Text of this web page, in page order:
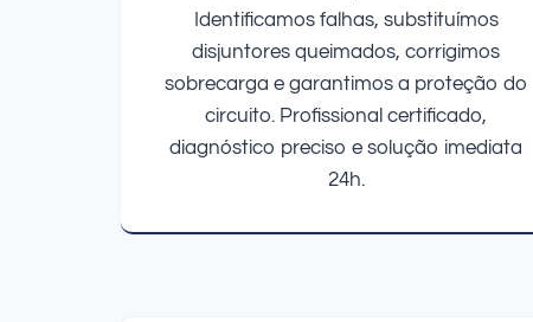
Identificamos falhas, substituímos
disjuntores queimados, corrigimos
sobrecarga e garantimos a proteção do
circuito. Profissional certificado,
diagnóstico preciso e solução imediata
24h.